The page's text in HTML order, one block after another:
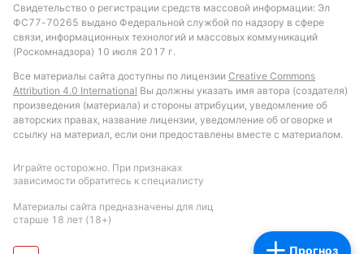
Прогноз
Свидетельство о регистрации средств массовой информации: Эл
ФС77-70265 выдано Федеральной службой по надзору в сфере
связи, информационных технологий и массовых коммуникаций
(Роскомнадзора) 10 июля 2017 г.
Все материалы сайта доступны по лицензии Creative Commons
Attribution 4.0 International Вы должны указать имя автора (создателя)
произведения (материала) и стороны атрибуции, уведомление об
авторских правах, название лицензии, уведомление об оговорке и
ссылку на материал, если они предоставлены вместе с материалом.
Играйте осторожно. При признаках
зависимости обратитесь к специалисту
Материалы сайта предназначены для лиц
старше 18 лет (18+)